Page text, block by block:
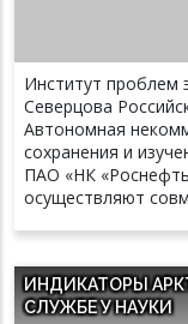
Институт проблем
Северцова
Автономная
сохранения и
ПАО «НК
осуществляют
с использованием
вероятности
медведь» в
Карском море».
ИНДИКАТОРЫ
СЛУЖБЕ У НАУКИ